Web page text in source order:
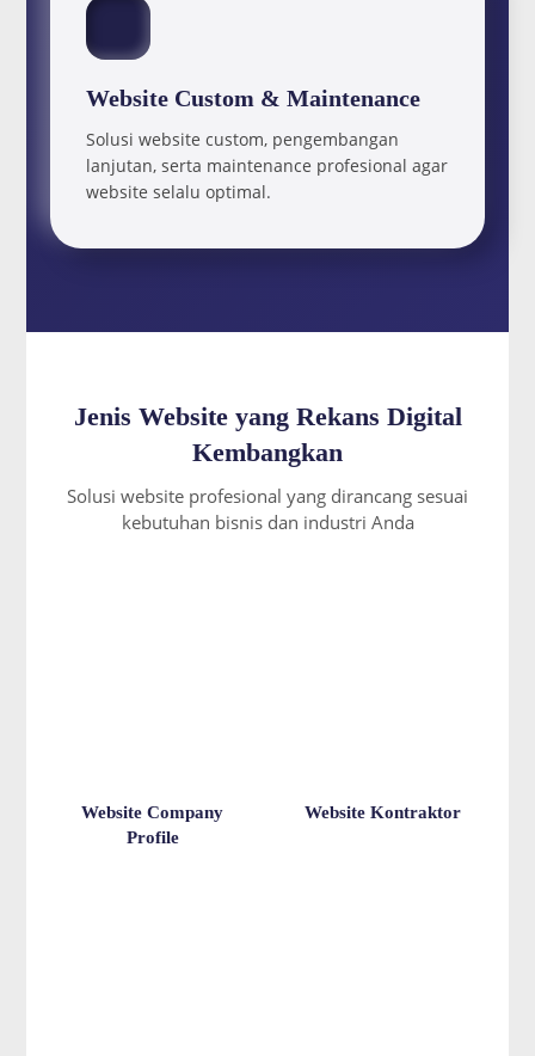
Website Custom & Maintenance
Solusi website custom, pengembangan
lanjutan, serta maintenance profesional agar
website selalu optimal.
Jenis Website yang Rekans Digital
Kembangkan
Solusi website profesional yang dirancang sesuai
kebutuhan bisnis dan industri Anda
Website Company
Profile
Website Kontraktor